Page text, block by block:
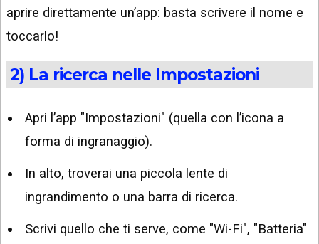
aprire direttamente un’app: basta scrivere il nome e
toccarlo!
2) La ricerca nelle Impostazioni
Apri l’app "Impostazioni" (quella con l’icona a
forma di ingranaggio).
In alto, troverai una piccola lente di
ingrandimento o una barra di ricerca.
Scrivi quello che ti serve, come "Wi-Fi", "Batteria"